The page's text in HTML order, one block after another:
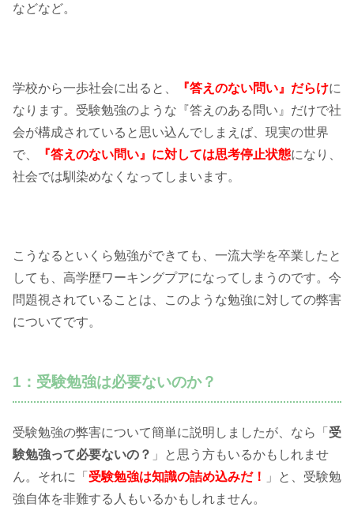
などなど。
学校から一歩社会に出ると、 『答えのない問い』だらけに
なります。受験勉強のような『答えのある問い』だけで社
会が構成されていると思い込んでしまえば、現実の世界
で、
『答えのない問い』に対しては思考停止状態になり、
社会では馴染めなくなってしまいます。
こうなるといくら勉強ができても、一流大学を卒業したと
しても、高学歴ワーキングプアになってしまうのです。今
問題視されていることは、このような勉強に対しての弊害
についてです。
1：受験勉強は必要ないのか？
受験勉強の弊害について簡単に説明しましたが、なら「 受
験勉強って必要ないの？ 」と思う方もいるかもしれませ
ん。それに「 受験勉強は知識の詰め込みだ！
」と、受験勉
強自体を非難する人もいるかもしれません。